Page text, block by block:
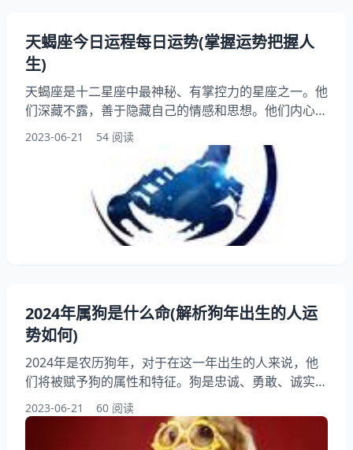
天蝎座今日运程每日运势(掌握运势把握人
生)
天蝎座是十二星座中最神秘、有掌控力的星座之一。他
们深藏不露，善于隐藏自己的情感和思想。他们内心深
处的热情和决心却是的。在今天的运程中，天蝎座将会
面临哪些挑战和机遇呢？让我们一起来看看天蝎座今日
的运势吧！ 一、事业运势 今天的天蝎座在事业方面会
遇到一些挑战，需要付出更多的努力和耐心才能取得成
功。在与同事或上司的沟通中，需要注意措辞和方法，
避免因为一些小的误会而引起不必要的矛盾
2023-06-21 54 阅读
2024年属狗是什么命(解析狗年出生的人运
势如何)
2024年是农历狗年，对于在这一年出生的人来说，他
们将被赋予狗的属性和特征。狗是忠诚、勇敢、诚实、
友好和聪明的象征，狗年出生的人通常被认为是有感、
善良、正直和勇敢的人。2024年属狗的人运势如何
呢？我们将从不同方面对狗年出生的人的命运进行介
2023-06-21 60 阅读